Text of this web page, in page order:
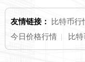
友情链接： 比特币行
今日价格行情 | 比